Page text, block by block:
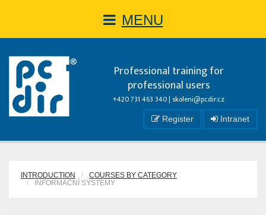
MENU
Professional training for
professional users
+420 731 463 340 | skoleni@pcdir.cz
Register Intranet
INTRODUCTION
COURSES BY CATEGORY
INFORMAČNÍ SYSTÉMY